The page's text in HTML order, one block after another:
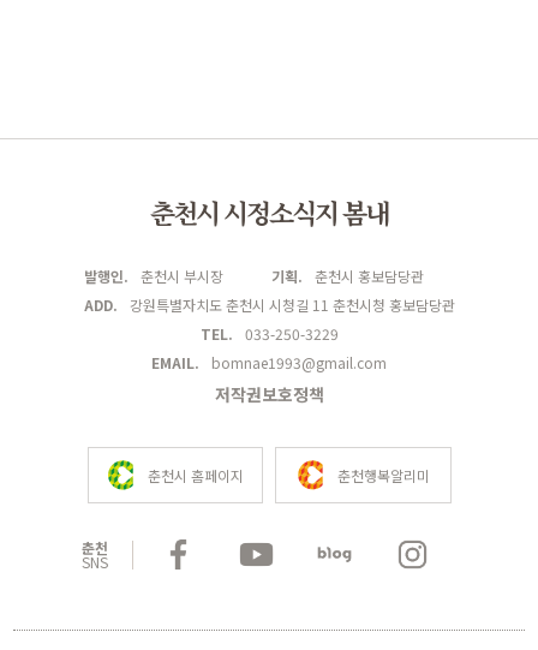
춘천시 시정소식지 봄내
발행인. 춘천시 부시장 기획.
춘천시 홍보담당관
ADD.
강원특별자치도 춘천시 시청길 11 춘천시청 홍보담당관
TEL.
033-250-3229
EMAIL.
bomnae1993@gmail.com
저작권보호정책
춘천시 홈페이지 춘천행복알리미
춘천
SNS